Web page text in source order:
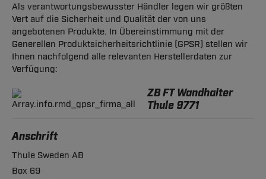
Als verantwortungsbewusster Händler legen wir größten
Vert auf die Sicherheit und Qualität der von uns
angebotenen Produkte. In Übereinstimmung mit der
Generellen Produktsicherheitsrichtlinie (GPSR) stellen wir
Ihnen nachfolgend alle relevanten Herstellerdaten zur
Verfügung:
ZB FT Wandhalter
Thule 9771
Anschrift
Thule Sweden AB
Box 69